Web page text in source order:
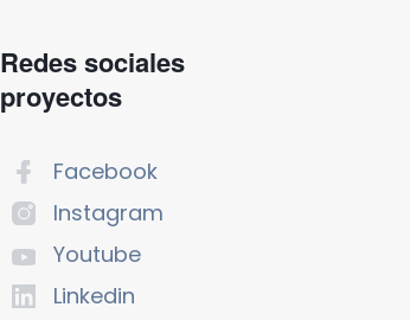
Redes sociales
proyectos
Facebook
Instagram
Youtube
Linkedin